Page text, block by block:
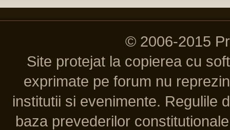
© 2006-2015
Site protejat la copierea cu
exprimate pe forum nu
institutii si evenimente. Regulile
baza prevederilor